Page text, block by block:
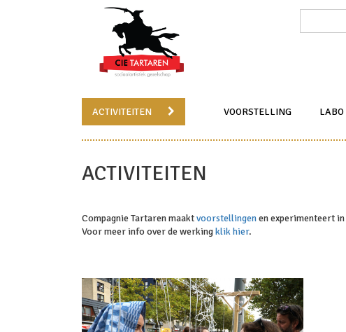
ACTIVITEITEN VOORSTELLING LABO
ACTIVITEITEN
Compagnie Tartaren maaktvoorstellingenen experimenteert in
Voor meer info over de werkingklik hier.